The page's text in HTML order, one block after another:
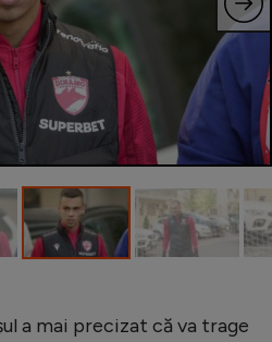
a mai precizat că va trage